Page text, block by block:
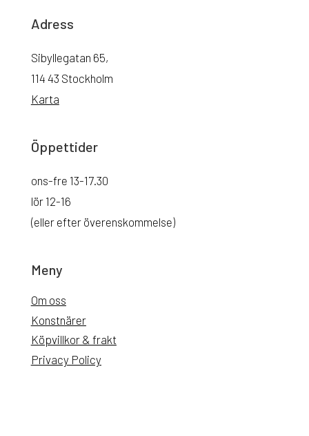
Adress
Sibyllegatan 65,
114 43 Stockholm
Karta
Öppettider
ons-fre 13-17.30
lör 12-16
(eller efter överenskommelse)
Meny
Om oss
Konstnärer
Köpvillkor & frakt
Privacy Policy